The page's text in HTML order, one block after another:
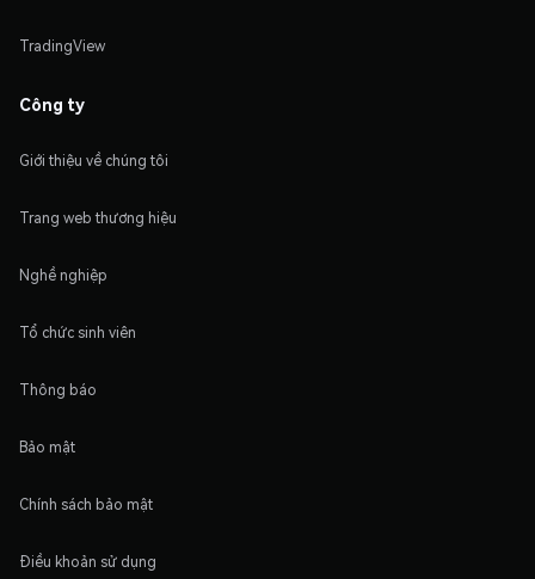
TradingView
Công ty
Giới thiệu về chúng tôi
Trang web thương hiệu
Nghề nghiệp
Tổ chức sinh viên
Thông báo
Bảo mật
Chính sách bảo mật
Điều khoản sử dụng